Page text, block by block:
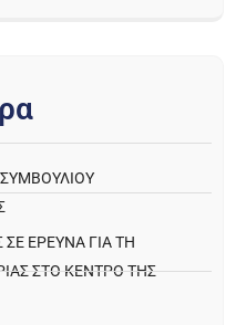
ρα
ΈΡΕΥΝΑ ΓΙΑ ΤΗ
ΣΤΟ ΚΈΝΤΡΟ ΤΗΣ